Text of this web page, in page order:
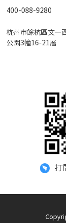
400-088-9280
杭州市餘杭區文一
公園3幢16-21層
打